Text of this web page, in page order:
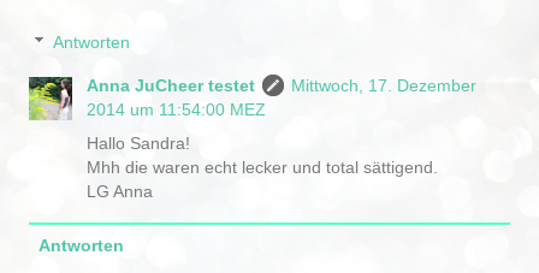
Antworten
Anna JuCheer testet
Mittwoch, 17. Dezember
2014 um 11:54:00 MEZ
Hallo Sandra!
Mhh die waren echt lecker und total sättigend.
LG Anna
Antworten